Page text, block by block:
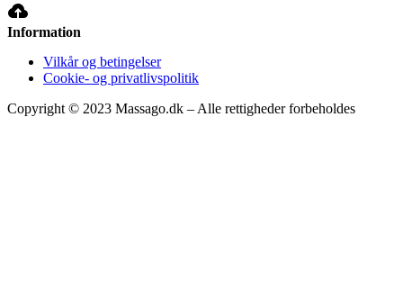
Information
Vilkår og betingelser
Cookie- og privatlivspolitik
Copyright © 2023 Massago.dk – Alle rettigheder forbeholdes